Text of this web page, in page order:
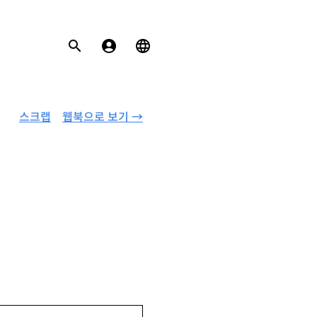
웹북으로 보기 →
스크랩